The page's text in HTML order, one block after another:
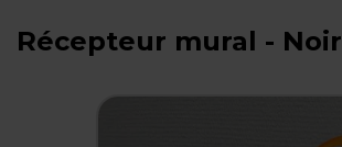
Récepteur mural - Noir